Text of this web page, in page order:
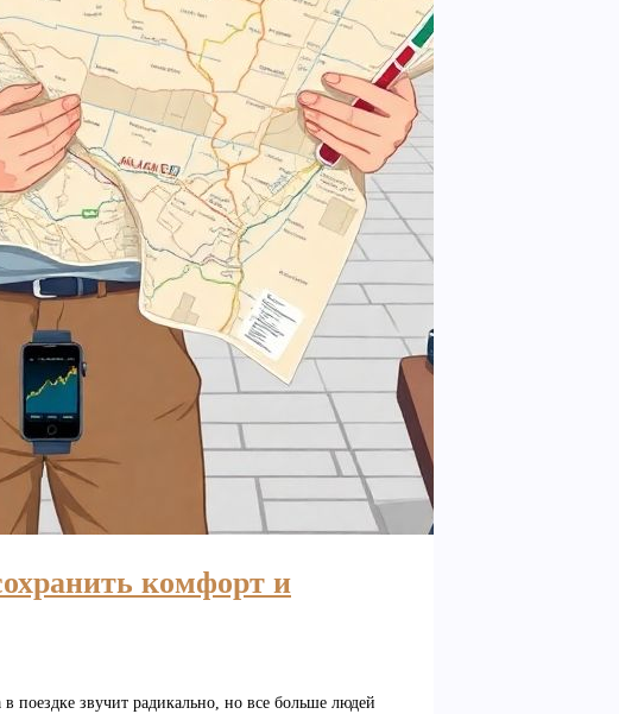
комфорт и
поездке звучит радикально, но все больше людей